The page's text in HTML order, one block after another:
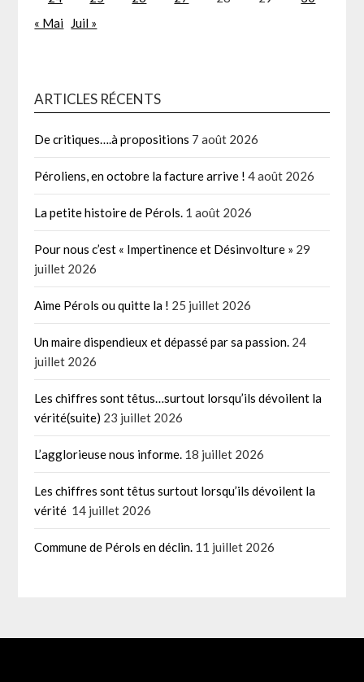
« Mai
Juil »
ARTICLES RÉCENTS
De critiques….à propositions 7 août 2026
Péroliens, en octobre la facture arrive ! 4 août 2026
La petite histoire de Pérols. 1 août 2026
Pour nous c’est « Impertinence et Désinvolture » 29
juillet 2026
Aime Pérols ou quitte la ! 25 juillet 2026
Un maire dispendieux et dépassé par sa passion. 24
juillet 2026
Les chiffres sont têtus…surtout lorsqu’ils dévoilent la
vérité(suite) 23 juillet 2026
L’agglorieuse nous informe. 18 juillet 2026
Les chiffres sont têtus surtout lorsqu’ils dévoilent la
vérité 14 juillet 2026
Commune de Pérols en déclin. 11 juillet 2026